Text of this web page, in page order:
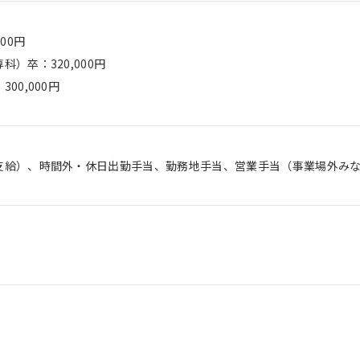
員たち
円
科）卒：320,000円
300,000円
給）、時間外・休日出勤手当、勤務地手当、営業手当（事業場外